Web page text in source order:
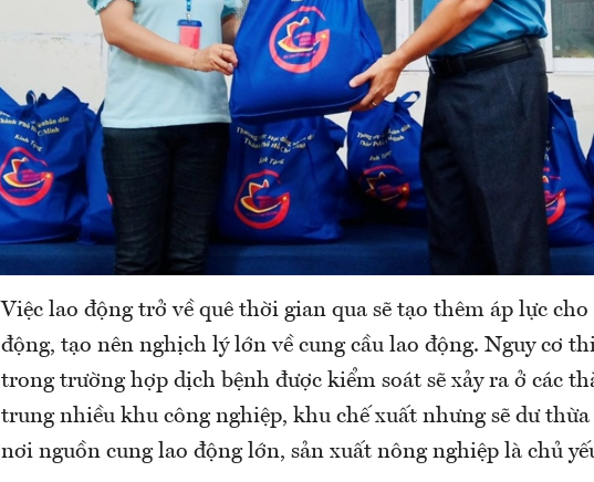
Việc lao động trở về quê thời gian qua sẽ tạo thêm áp lực
động, tạo nên nghịch lý lớn về cung cầu lao động. Nguy cơ
trong trường hợp dịch bệnh được kiểm soát sẽ xảy ra ở các
trung nhiều khu công nghiệp, khu chế xuất nhưng sẽ dư
nơi nguồn cung lao động lớn, sản xuất nông nghiệp là chủ